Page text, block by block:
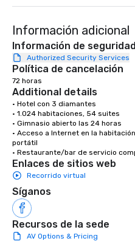
Información adicional
Información de seguridad
Authorized Security Services
Política de cancelación
72 horas
Additional details
• Hotel con 3 diamantes
• 1.024 habitaciones, 54 suites
• Gimnasio abierto las 24 horas
• Acceso a Internet en la
portátil
• Restaurante/bar de servicio
Enlaces de sitios web
Recorrido virtual
Síganos
Recursos de la sede
AV Options & Pricing